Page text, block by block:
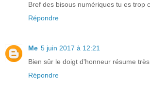
Bref des bisous numériques tu es trop
Répondre
Me 5 juin 2017 à 12:21
Bien sûr le doigt d'honneur résume
Répondre